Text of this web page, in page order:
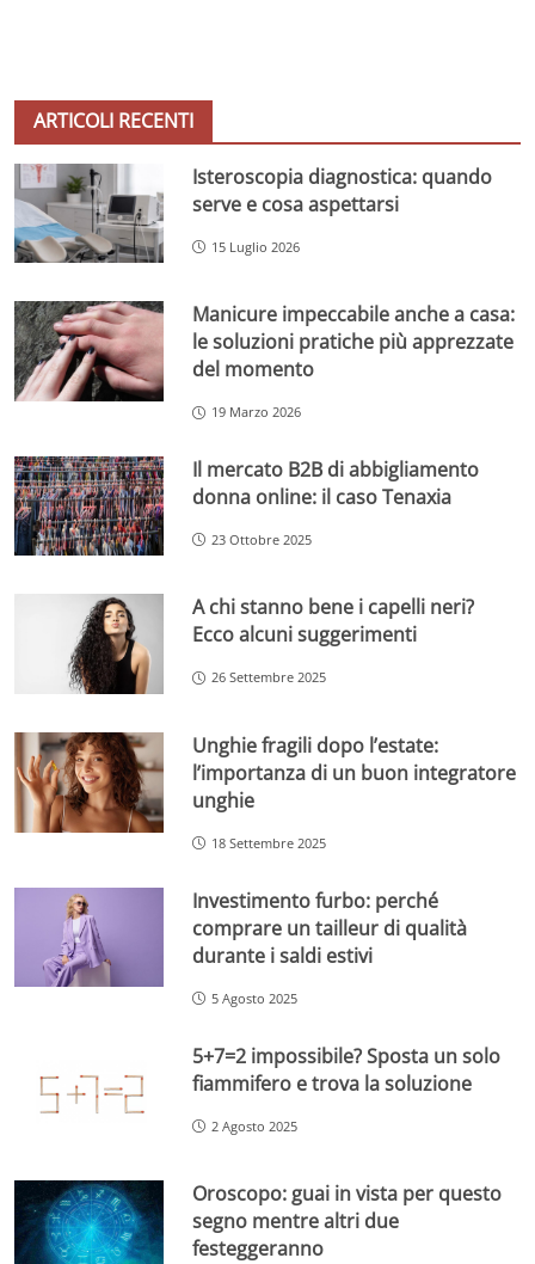
ARTICOLI RECENTI
Isteroscopia diagnostica: quando
serve e cosa aspettarsi
15 Luglio 2026
Manicure impeccabile anche a casa:
le soluzioni pratiche più apprezzate
del momento
19 Marzo 2026
Il mercato B2B di abbigliamento
donna online: il caso Tenaxia
23 Ottobre 2025
A chi stanno bene i capelli neri?
Ecco alcuni suggerimenti
26 Settembre 2025
Unghie fragili dopo l’estate:
l’importanza di un buon integratore
unghie
18 Settembre 2025
Investimento furbo: perché
comprare un tailleur di qualità
durante i saldi estivi
5 Agosto 2025
5+7=2 impossibile? Sposta un solo
fiammifero e trova la soluzione
2 Agosto 2025
Oroscopo: guai in vista per questo
segno mentre altri due
festeggeranno